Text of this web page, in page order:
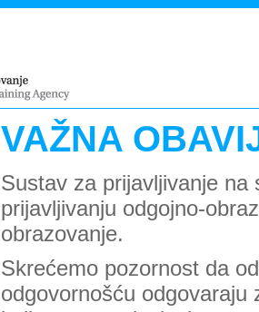
VAŽNA
Sustav za prijavljivanje
prijavljivanju odgojno-
obrazovanje.
Skrećemo pozornost da
odgovornošću